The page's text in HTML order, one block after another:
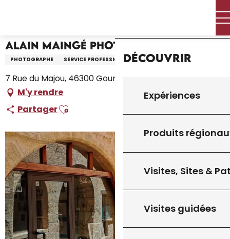
principal
Découvrir
Expériences
Produits
Visites, Sites &
Visites guidées
Alain Maingé Photalma
PHOTOGRAPHE SERVICE PROFESSIONNEL
7 Rue du Majou, 46300 Gourdon
M'y rendre
PartagerAjouter aux favoris